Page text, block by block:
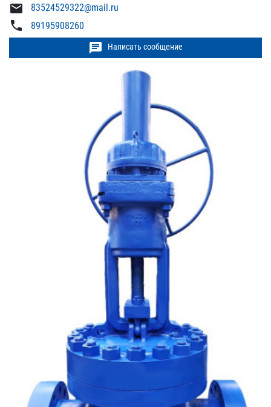
mail 83524529322@mail.ru
phone 89195908260
chat Написать сообщение